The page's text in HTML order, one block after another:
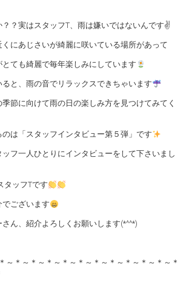
？？実はスタッフT、雨は嫌いではないんです✌
にあじさいが綺麗に咲いている場所があって
ても綺麗で毎年楽しみにしています
と、雨の音でリラックスできちゃいます
節に向けて雨の日の楽しみ方を見つけてみてく
は「スタッフインタビュー第５弾」です
ッフ一人ひとりにインタビューをして下さいまし
タッフTです
ございます
ん、紹介よろしくお願いします(*^^*)
～＊～＊～＊～＊～＊～＊～＊～＊～＊～＊～＊